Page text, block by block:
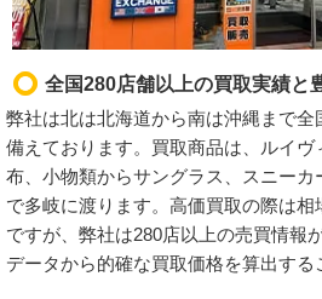
全国280店舗以上の買取実績と
弊社は北は北海道から南は沖縄まで全
備えております。買取商品は、ルイ
布、小物類からサングラス、スニーカ
で多岐に渡ります。高価買取の際は
ですが、弊社は280店以上の売買情報
データから的確な買取価格を算出する